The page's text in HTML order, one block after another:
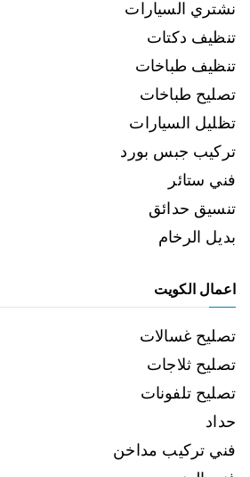
نشتري السيارات
تنظيف دكتات
تنظيف طباخات
تصليح طباخات
تظليل السيارات
تركيب جبس بورد
فني ستائر
تنسيق حدائق
بديل الرخام
اعمال الكويت
تصليح غسالات
تصليح ثلاجات
تصليح تلفونات
حداد
فني تركيب مداخن